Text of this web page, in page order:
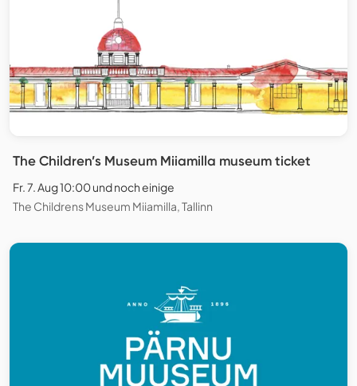
The Children’s Museum Miiamilla museum ticket
Fr. 7. Aug 10:00 und noch einige
The Childrens Museum Miiamilla, Tallinn